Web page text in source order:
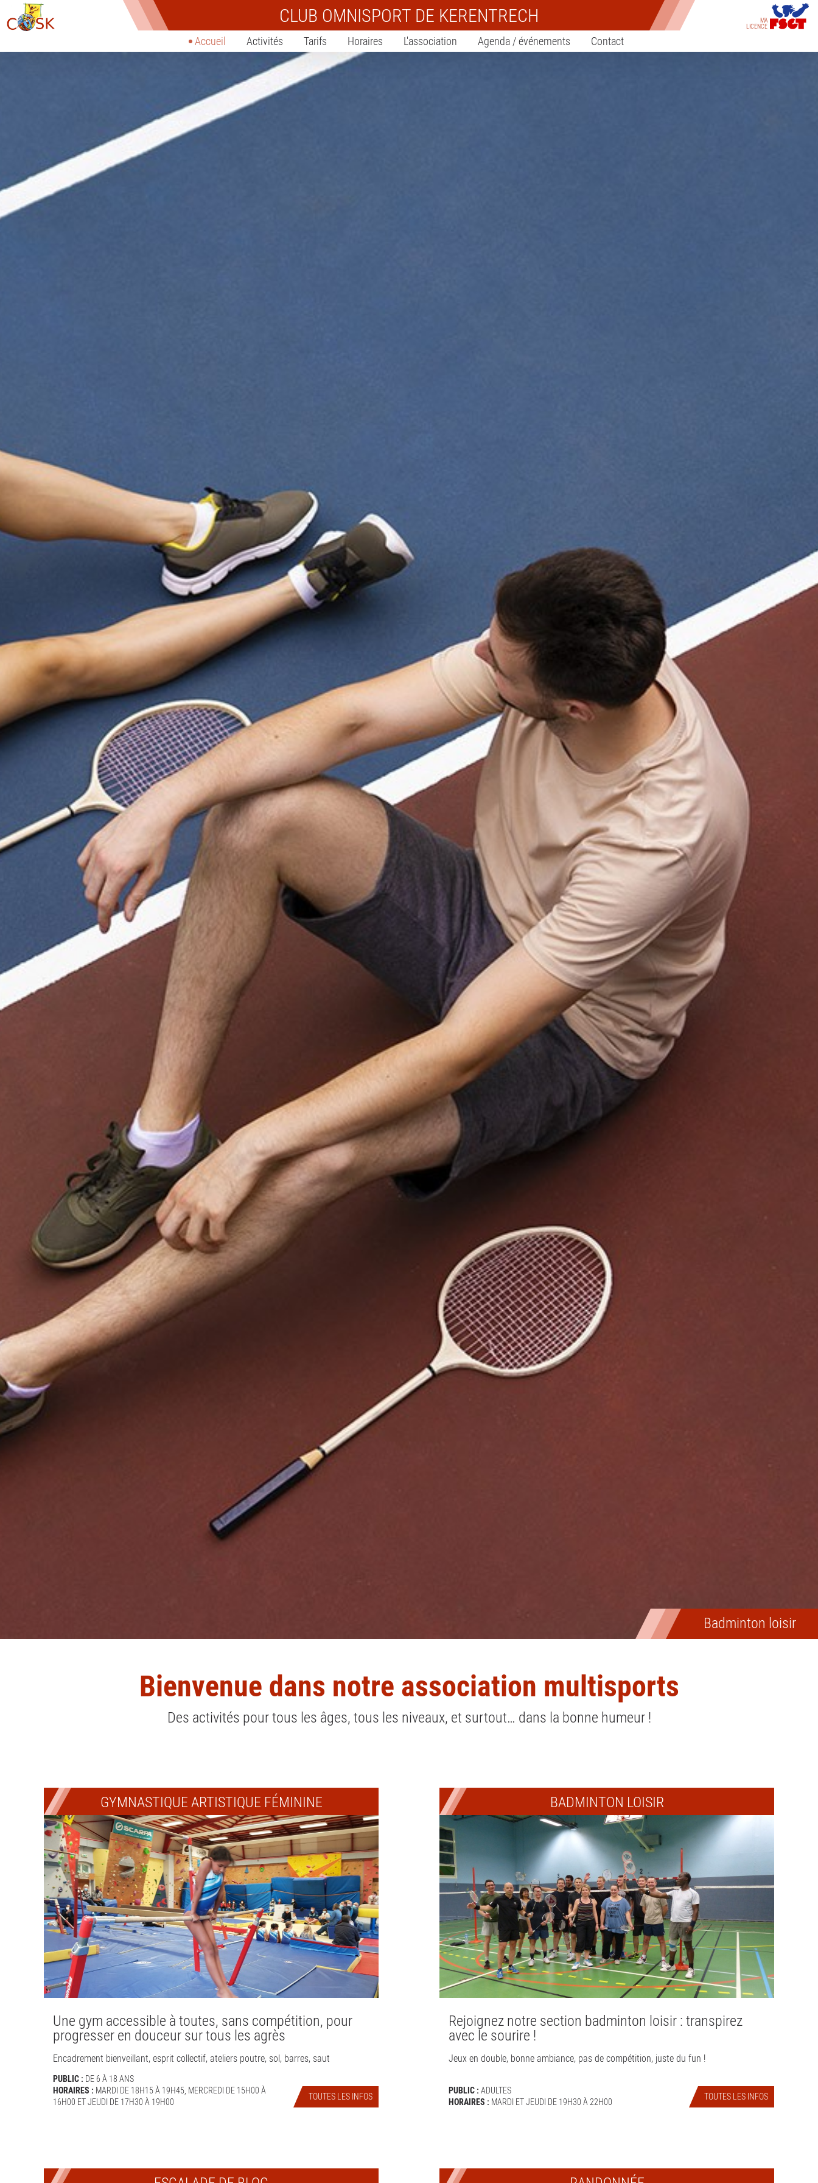
CLUB OMNISPORT DE KERENTRECH
Accueil Activités Tarifs Horaires L'association Agenda / événements Contact
MA
LICENCE
Escalade de Bloc
Bienvenue dans notre association multisports
Des activités pour tous les âges, tous les niveaux, et surtout… dans la bonne humeur !
GYMNASTIQUE ARTISTIQUE FÉMININE
Une gym accessible à toutes, sans compétition, pour
progresser en douceur sur tous les agrès
Encadrement bienveillant, esprit collectif, ateliers poutre, sol, barres, saut
PUBLIC : DE 6 À 18 ANS
HORAIRES : MARDI DE 18H15 À 19H45, MERCREDI DE 15H00 À
16H00 ET JEUDI DE 17H30 À 19H00
TOUTES LES INFOS
BADMINTON LOISIR
Envie d’un
sport ludique
et tonique ?
Rejoignez notre section badminton loisir : transpirez
avec le sourire !
Jeux en double, bonne ambiance, pas de compétition, juste du fun !
PUBLIC : ADULTES
HORAIRES : MARDI ET JEUDI DE 19H30 À 22H00 TOUTES LES INFOS